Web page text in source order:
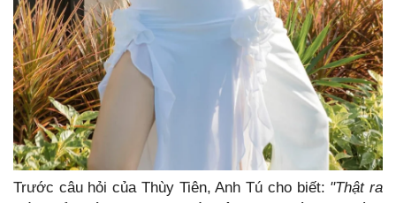
Trước câu hỏi của Thùy Tiên, Anh Tú cho biết: "Thật ra